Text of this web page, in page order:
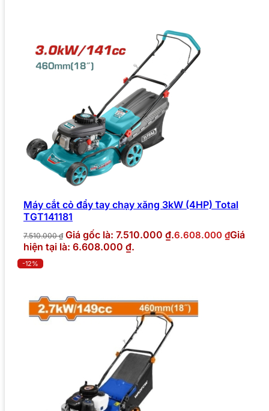
Máy cắt cỏ đẩy tay chạy xăng 3kW (4HP) Total
TGT141181
7.510.000₫ Giá gốc là: 7.510.000 ₫.6.608.000 ₫Giá
hiện tại là: 6.608.000 ₫.
-12%